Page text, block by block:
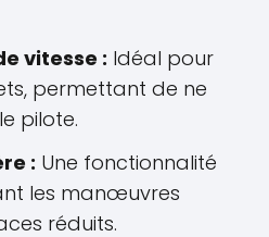
vitesse : Idéal pour
permettant de ne
pilote.
: Une fonctionnalité
les manœuvres
réduits.